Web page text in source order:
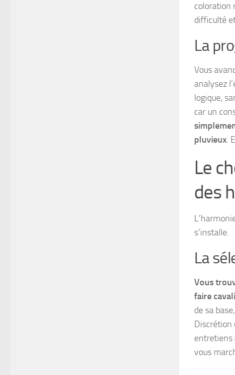
coloration
difficulté
La
Vous
analysez
logique,
car un
pluvieux.
Le
des
s’installe.
La
Vous
faire
de sa
Discrétion
entretiens
vous